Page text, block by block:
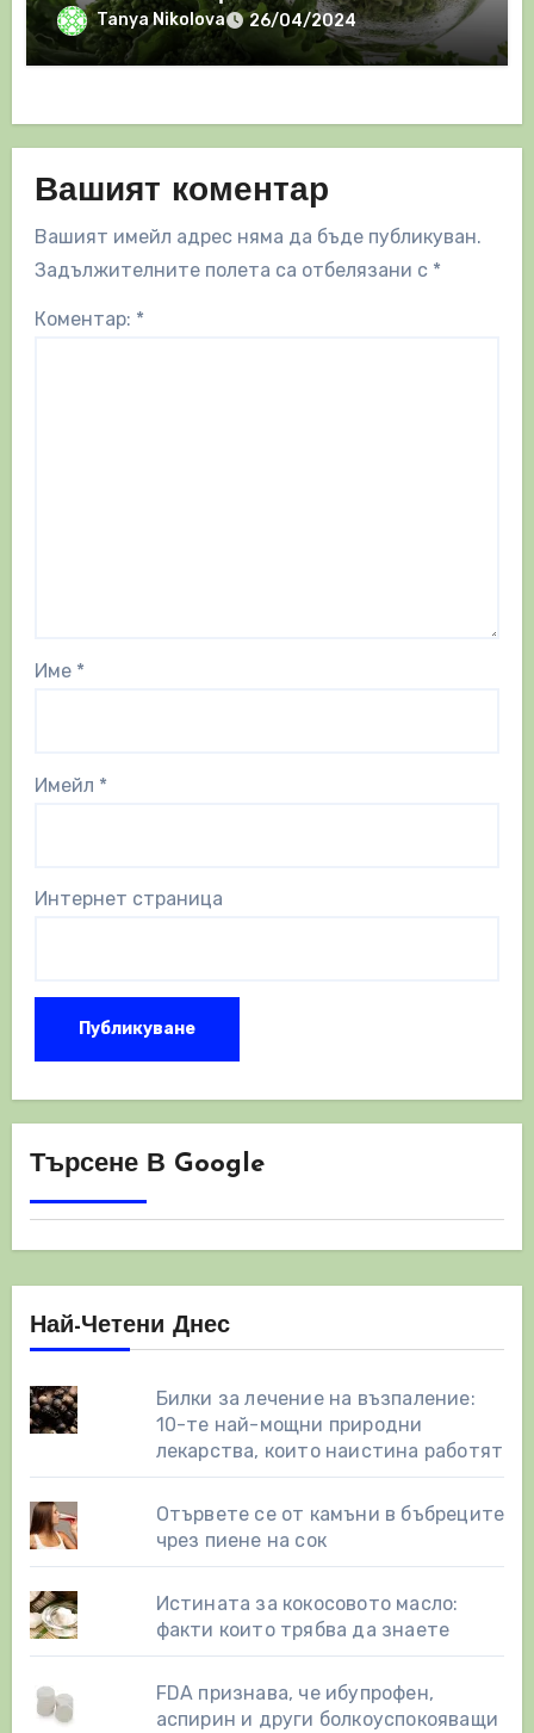
Tanya Nikolova 26/04/2024
Вашият коментар
Вашият имейл адрес няма да бъде публикуван.
Задължителните полета са отбелязани с *
Коментар: *
Име *
Имейл *
Интернет страница
Търсене В Google
Най-Четени Днес
Билки за лечение на възпаление:
10-те най-мощни природни
лекарства, които наистина работят
Отървете се от камъни в бъбреците
чрез пиене на сок
Истината за кокосовото масло:
факти които трябва да знаете
FDA признава, че ибупрофен,
аспирин и други болкоуспокояващи